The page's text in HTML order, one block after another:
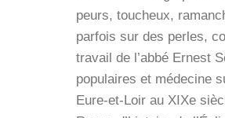
peurs, tou­cheux,
par­fois sur des perles,
tra­vail de l’ab­bé Ernest
popu­laires et méde­cine
Eure-et-Loir au XIXe